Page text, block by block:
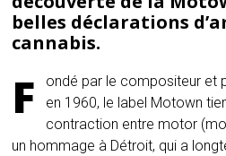
belles déclarations
cannabis.
F ondé par le compositeur et
en 1960, le label Motown
contraction entre motor
un hommage à Détroit, qui a